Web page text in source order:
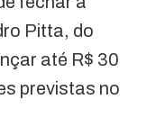
Pitta, do
até R$ 30
previstas no